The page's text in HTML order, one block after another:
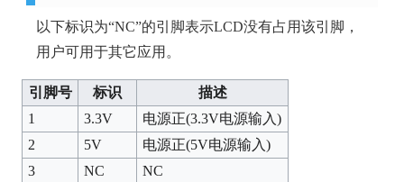
以下标识为“NC”的引脚表示LCD没有占用该引脚，
用户可用于其它应用。
引脚号 标识
描述
1
3.3V
电源正(3.3V电源输入)
2
5V
电源正(5V电源输入)
3
NC
NC